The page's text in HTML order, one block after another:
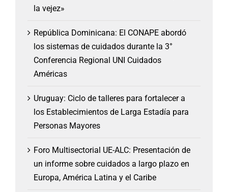
la vejez»
República Dominicana: El CONAPE abordó
los sistemas de cuidados durante la 3°
Conferencia Regional UNI Cuidados
Américas
Uruguay: Ciclo de talleres para fortalecer a
los Establecimientos de Larga Estadía para
Personas Mayores
Foro Multisectorial UE-ALC: Presentación de
un informe sobre cuidados a largo plazo en
Europa, América Latina y el Caribe